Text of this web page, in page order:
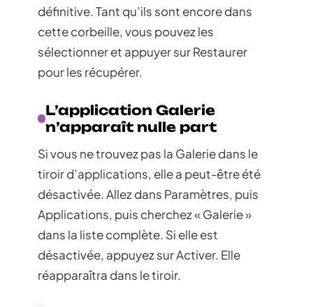
définitive. Tant qu’ils sont encore dans
cette corbeille, vous pouvez les
sélectionner et appuyer sur Restaurer
pour les récupérer.
L’application Galerie
n’apparaît nulle part
Si vous ne trouvez pas la Galerie dans le
tiroir d’applications, elle a peut-être été
désactivée. Allez dans Paramètres, puis
Applications, puis cherchez « Galerie »
dans la liste complète. Si elle est
désactivée, appuyez sur Activer. Elle
réapparaîtra dans le tiroir.